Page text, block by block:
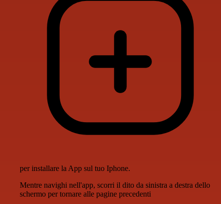
per installare la App sul tuo Iphone.
Mentre navighi nell'app, scorri il dito da sinistra a destra dello
schermo per tornare alle pagine precedenti